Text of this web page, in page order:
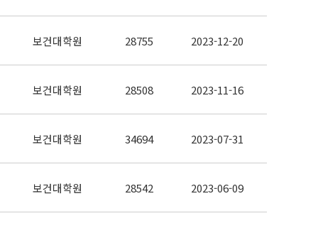
보건대학원 28755 2023-12-20
보건대학원 28508 2023-11-16
보건대학원 34694 2023-07-31
보건대학원 28542 2023-06-09